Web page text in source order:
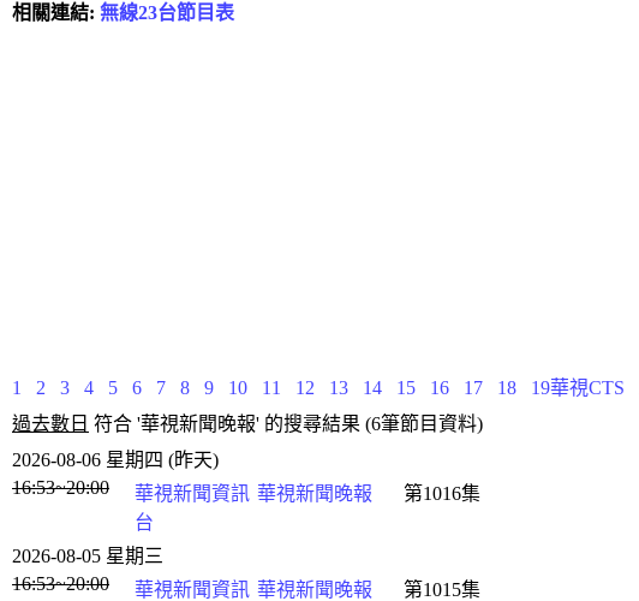
相關連結: 無線23台節目表
1 2 3 4 5 6 7 8 9 10 11 12 13 14 15 16 17 18 19華視CTS
過去數日 符合 '華視新聞晚報' 的搜尋結果 (6筆節目資料)
2026-08-06 星期四 (昨天)
16:53~20:00
華視新聞資訊
台
華視新聞晚報 第1016集
2026-08-05 星期三
16:53~20:00
華視新聞資訊 華視新聞晚報 第1015集